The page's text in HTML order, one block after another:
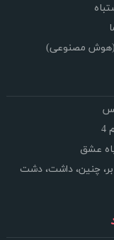
(هوش مصنوعی)
عشق
بر، چنین، داشت، دشت